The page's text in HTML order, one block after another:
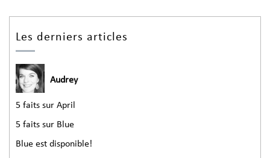
Les derniers articles
Audrey
5 faits sur April
5 faits sur Blue
Blue est disponible!